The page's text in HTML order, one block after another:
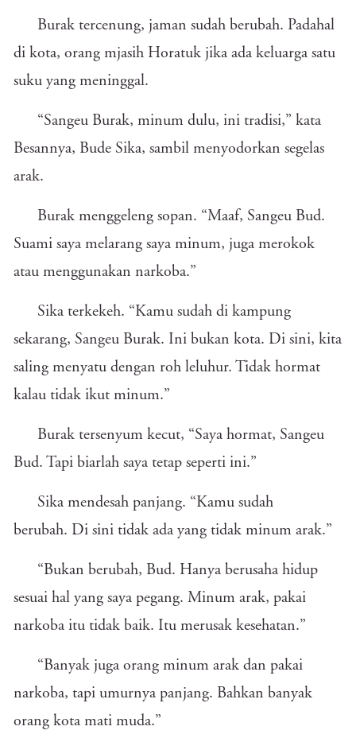
Burak tercenung, jaman sudah berubah. Padahal
di kota, orang mjasih Horatuk jika ada keluarga satu
suku yang meninggal.
“Sangeu Burak, minum dulu, ini tradisi,” kata
Besannya, Bude Sika, sambil menyodorkan segelas
arak.
Burak menggeleng sopan. “Maaf, Sangeu Bud.
Suami saya melarang saya minum, juga merokok
atau menggunakan narkoba.”
Sika terkekeh. “Kamu sudah di kampung
sekarang, Sangeu Burak. Ini bukan kota. Di sini, kita
saling menyatu dengan roh leluhur. Tidak hormat
kalau tidak ikut minum.”
Burak tersenyum kecut, “Saya hormat, Sangeu
Bud. Tapi biarlah saya tetap seperti ini.”
Sika mendesah panjang. “Kamu sudah
berubah. Di sini tidak ada yang tidak minum arak.”
“Bukan berubah, Bud. Hanya berusaha hidup
sesuai hal yang saya pegang. Minum arak, pakai
narkoba itu tidak baik. Itu merusak kesehatan.”
“Banyak juga orang minum arak dan pakai
narkoba, tapi umurnya panjang. Bahkan banyak
orang kota mati muda.”